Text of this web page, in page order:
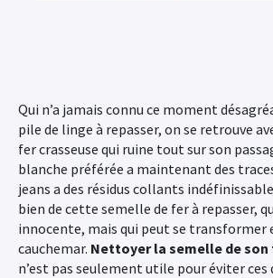
Qui n’a jamais connu ce moment
pile de linge à repasser, on se retrouve
fer crasseuse qui ruine tout sur son
blanche préférée a maintenant des
jeans a des résidus collants
bien de cette semelle de fer à repasser,
innocente, mais qui peut se transformer
cauchemar. Nettoyer la semelle de son
n’est pas seulement utile pour éviter